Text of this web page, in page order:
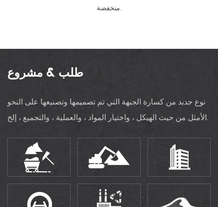
منخفضة.
طلب & مشروع
نوع جديد من كسارة الجبهة التي تم تصميمها وتصنيعها على النحو
الأمثل من حيث الهيكل ، واختيار المواد ، والعملية ، والتجميع ، إلخ.